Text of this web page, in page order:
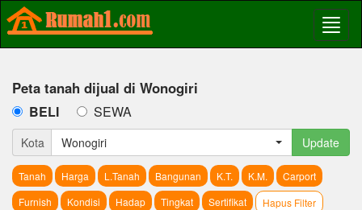
Peta tanah dijual di Wonogiri
BELI SEWA
Kota Wonogiri Update
Tanah Harga L.Tanah Bangunan K.T. K.M.
Carport
Furnish
Kondisi Hadap Tingkat Sertifikat Hapus Filter